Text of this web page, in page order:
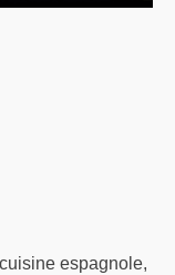
espagnole,